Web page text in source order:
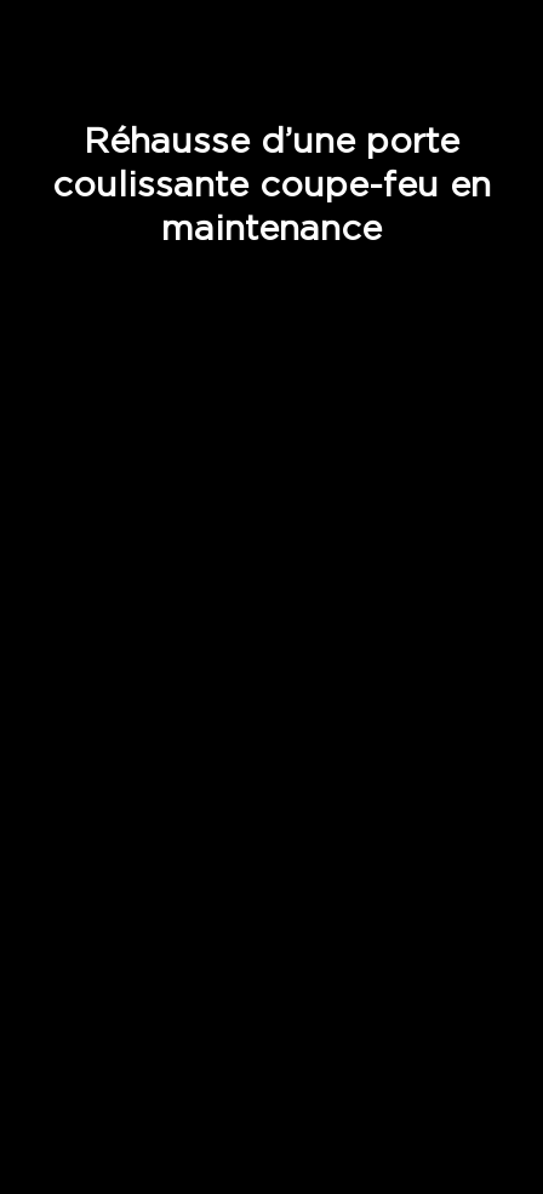
Réhausse d’une porte
coulissante coupe-feu en
maintenance